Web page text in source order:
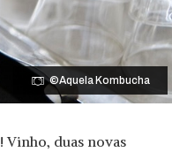
©Aquela Kombucha
Vinho, duas novas